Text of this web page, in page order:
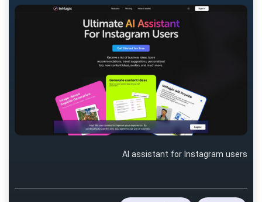
AI assistant for Instagram users